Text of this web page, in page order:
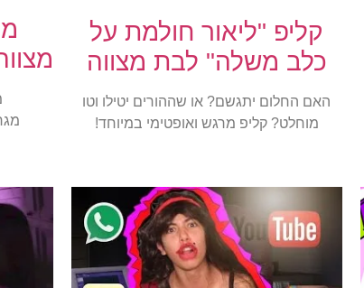
קליפ "ליאור חולמת על
כלב משלה" לבת מצווה
האם החלום יתגשם? או שההורים יטילו וטו
מוחלט? קליפ מרגש ואופטימי במיוחד!